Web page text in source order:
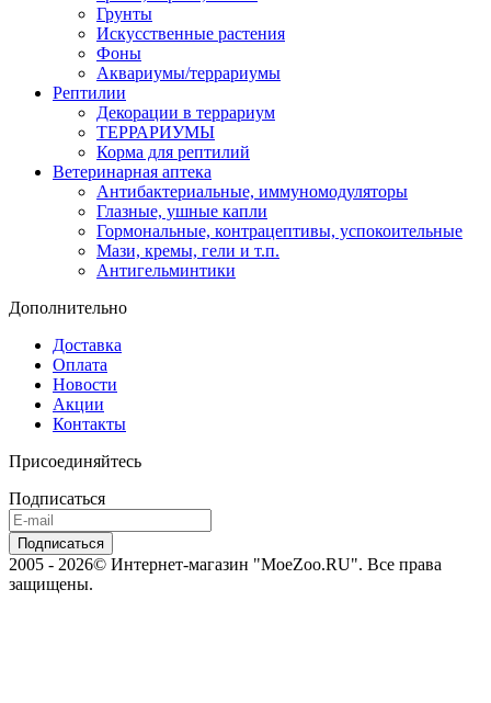
Грунты
Искусственные растения
Фоны
Аквариумы/террариумы
Рептилии
Декорации в террариум
ТЕРРАРИУМЫ
Корма для рептилий
Ветеринарная аптека
Антибактериальные, иммуномодуляторы
Глазные, ушные капли
Гормональные, контрацептивы, успокоительные
Мази, кремы, гели и т.п.
Антигельминтики
Дополнительно
Доставка
Оплата
Новости
Акции
Контакты
Присоединяйтесь
Подписаться
2005 - 2026© Интернет-магазин "MoeZoo.RU". Все права
защищены.